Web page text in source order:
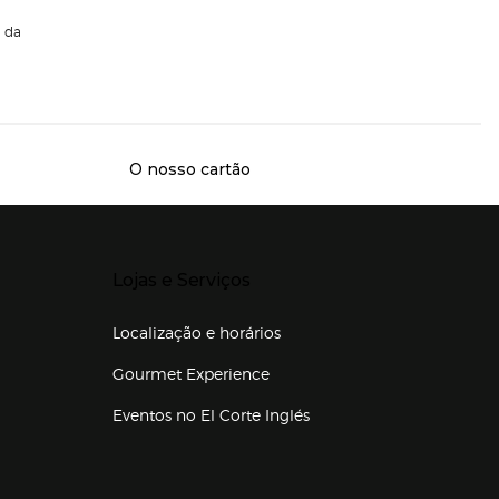
da
O nosso cartão
Localização e horários
Gourmet Experience
Eventos no El Corte Inglés